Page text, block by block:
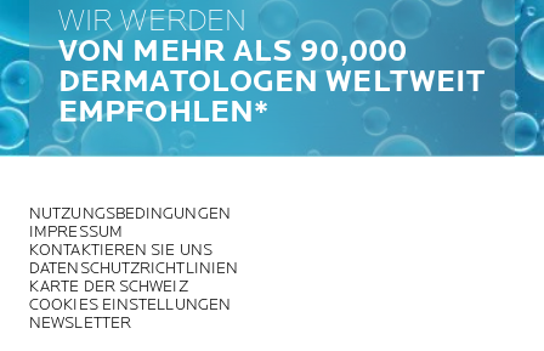
WIR WERDEN
VON MEHR ALS 90,000
DERMATOLOGEN WELTWEIT
EMPFOHLEN*
NUTZUNGSBEDINGUNGEN
IMPRESSUM
KONTAKTIEREN SIE UNS
DATENSCHUTZRICHTLINIEN
KARTE DER SCHWEIZ
COOKIES EINSTELLUNGEN
NEWSLETTER